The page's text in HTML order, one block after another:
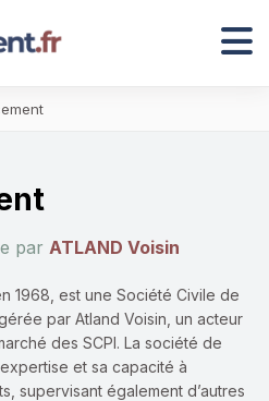
par ATLAND Voisin
1968, est une Société Civile de
par Atland Voisin, un acteur
des SCPI. La société de
et sa capacité à
supervisant également d’autres